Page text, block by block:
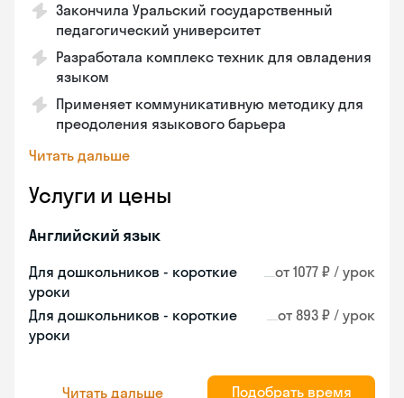
Закончила Уральский государственный
педагогический университет
Разработала комплекс техник для овладения
языком
Применяет коммуникативную методику для
преодоления языкового барьера
Читать дальше
Услуги и цены
Английский язык
Для дошкольников - короткие
уроки
от 1077 ₽ / урок
Для дошкольников - короткие
уроки
от 893 ₽ / урок
Читать дальше Подобрать время